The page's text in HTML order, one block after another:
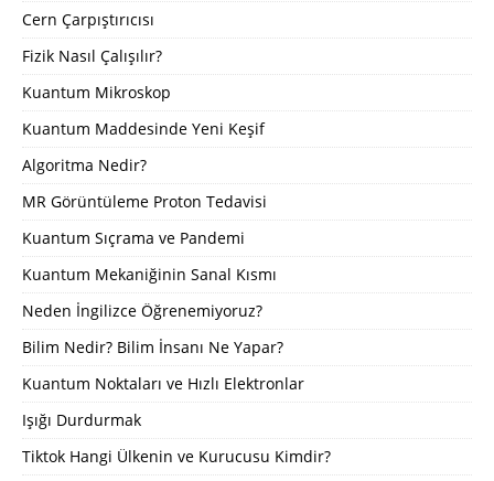
Cern Çarpıştırıcısı
Fizik Nasıl Çalışılır?
Kuantum Mikroskop
Kuantum Maddesinde Yeni Keşif
Algoritma Nedir?
MR Görüntüleme Proton Tedavisi
Kuantum Sıçrama ve Pandemi
Kuantum Mekaniğinin Sanal Kısmı
Neden İngilizce Öğrenemiyoruz?
Bilim Nedir? Bilim İnsanı Ne Yapar?
Kuantum Noktaları ve Hızlı Elektronlar
Işığı Durdurmak
Tiktok Hangi Ülkenin ve Kurucusu Kimdir?